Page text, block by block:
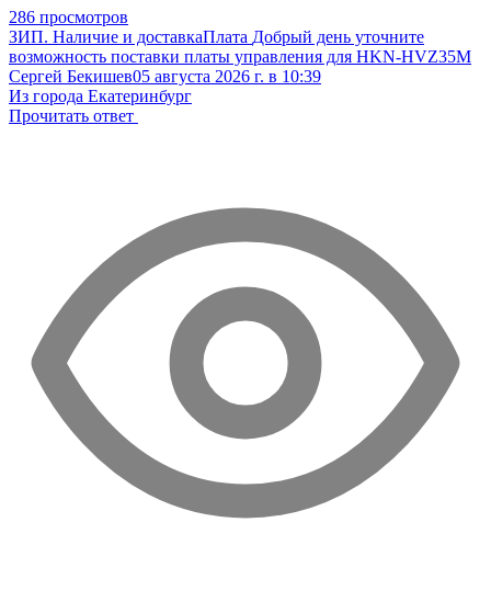
286 просмотров
ЗИП. Наличие и доставкаПлата Добрый день уточните
возможность поставки платы управления для HKN-HVZ35M
Сергей Бекишев05 августа 2026 г. в 10:39
Из города Екатеринбург
Прочитать ответ